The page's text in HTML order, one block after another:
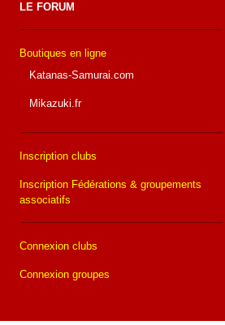
LE FORUM
Boutiques en ligne
Katanas-Samurai.com
Mikazuki.fr
Inscription clubs
Inscription Fédérations & groupements
associatifs
Connexion clubs
Connexion groupes